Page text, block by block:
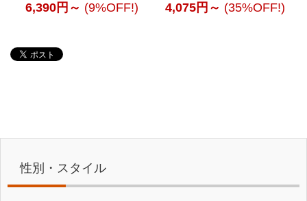
6,390円～ (9%OFF!) 4,075円～ (35%OFF!)
性別・スタイル